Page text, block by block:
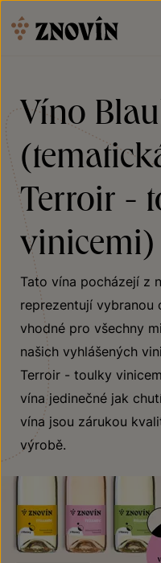
Víno
Terroir -
vinicemi)
Tato vína pocházejí z
reprezentují vybranou
vhodné pro všechny
našich vyhlášených
Terroir - toulky
vína jedinečné jak
vína jsou zárukou
výrobě.